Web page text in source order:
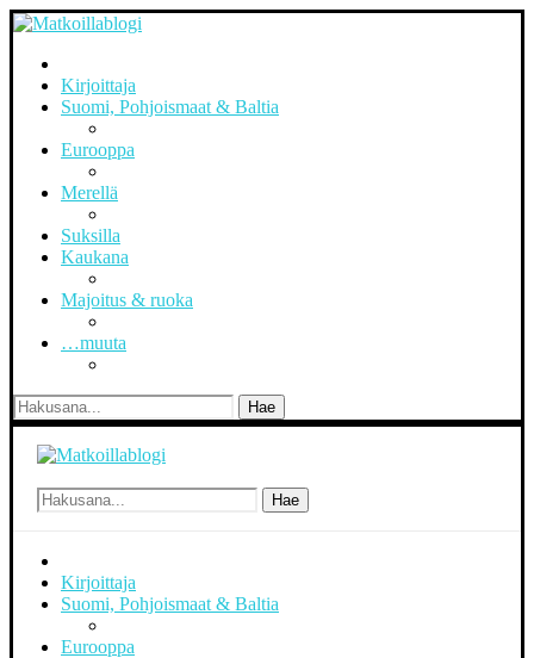
Kirjoittaja
Suomi, Pohjoismaat & Baltia
Eurooppa
Merellä
Suksilla
Kaukana
Majoitus & ruoka
…muuta
Hae
Hae
Kirjoittaja
Suomi, Pohjoismaat & Baltia
Eurooppa